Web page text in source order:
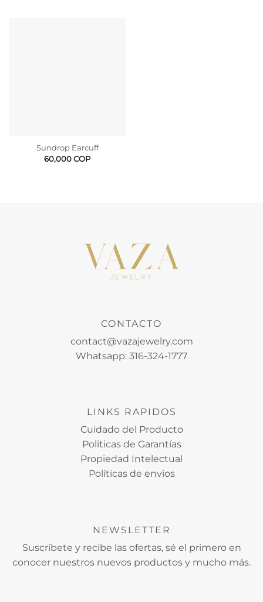
Sundrop Earcuff
60,000COP
CONTACTO
contact@vazajewelry.com
Whatsapp: 316-324-1777
LINKS RAPIDOS
Cuidado del Producto
Politicas de Garantías
Propiedad Intelectual
Políticas de envios
NEWSLETTER
Suscríbete y recibe las ofertas, sé el primero en
conocer nuestros nuevos productos y mucho más.